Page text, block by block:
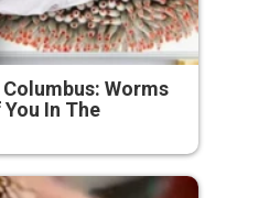
Worms
In The